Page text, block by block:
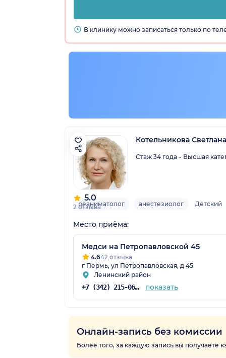
В клинику можно записаться только по
5.0
2 отзыва
Котельникова
Стаж 34 года Высшая
реаниматолог анестезиолог Детский
Место приёма:
Медси на Петропавловской 45
4.642 отзыва
г Пермь, ул Петропавловская, д 45
Ленинский район
+7 (342) 215-06-61 показать
Онлайн-запись без комиссии
Более того, за каждую запись вы получаете